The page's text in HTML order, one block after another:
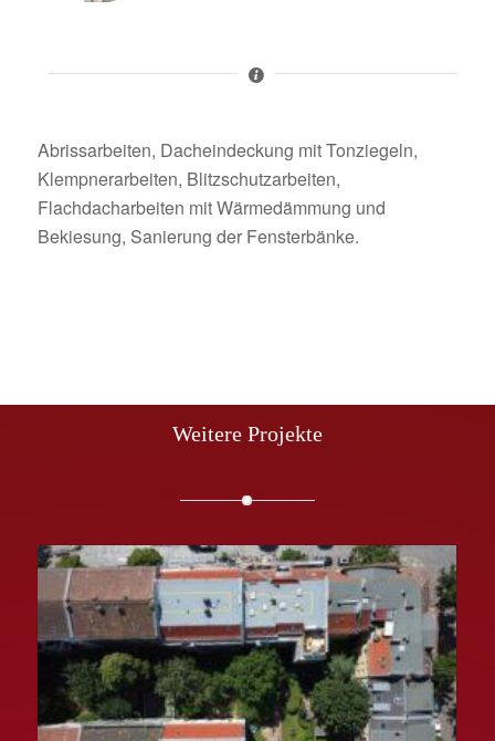
Abrissarbeiten, Dacheindeckung mit Tonziegeln,
Klempnerarbeiten, Blitzschutzarbeiten,
Flachdacharbeiten mit Wärmedämmung und
Bekiesung, Sanierung der Fensterbänke.
Weitere Projekte